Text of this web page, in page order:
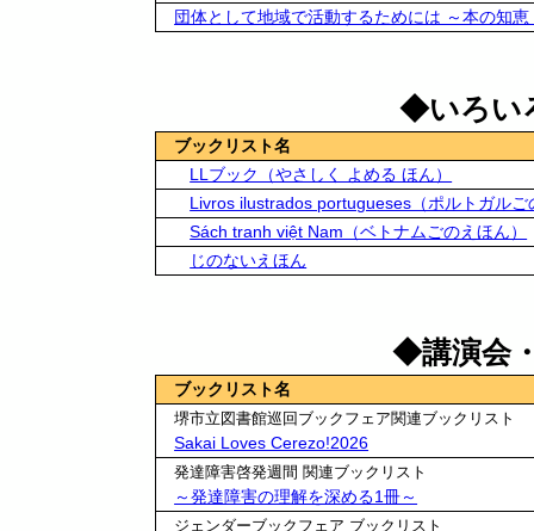
団体として地域で活動するためには ～本の知
◆いろい
ブックリスト名
LLブック（やさしく よめる ほん）
Livros ilustrados portugueses（ポルトガルご
Sách tranh việt Nam（ベトナムごのえほん）
じのないえほん
◆講演会
ブックリスト名
堺市立図書館巡回ブックフェア関連ブックリスト
Sakai Loves Cerezo!2026
発達障害啓発週間 関連ブックリスト
～発達障害の理解を深める1冊～
ジェンダーブックフェア ブックリスト